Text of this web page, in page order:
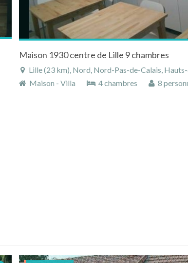
Maison 1930 centre de Lille 9 chambres
Lille (23 km), Nord, Nord-Pas-de-Calais,
Maison - Villa
4 chambres 8